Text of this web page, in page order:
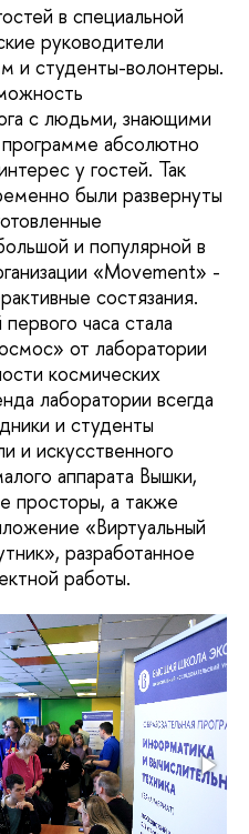
в специальной
руководители
и студенты-волонтеры.
с людьми, знающими
абсолютно
у гостей. Так
были развернуты
и популярной в
«Movement» -
состязания.
часа стала
от лаборатории
космических
лаборатории всегда
и студенты
и искусственного
аппарата Вышки,
просторы, а также
«Виртуальный
разработанное
работы.